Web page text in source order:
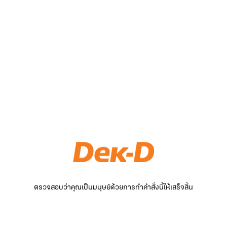
ตรวจสอบว่าคุณเป็นมนุษย์ด้วยการทำคำสั่งนี้ให้เสร็จสิ้น